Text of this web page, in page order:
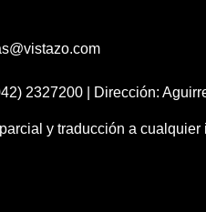
2327200 | Dirección:
y traducción a